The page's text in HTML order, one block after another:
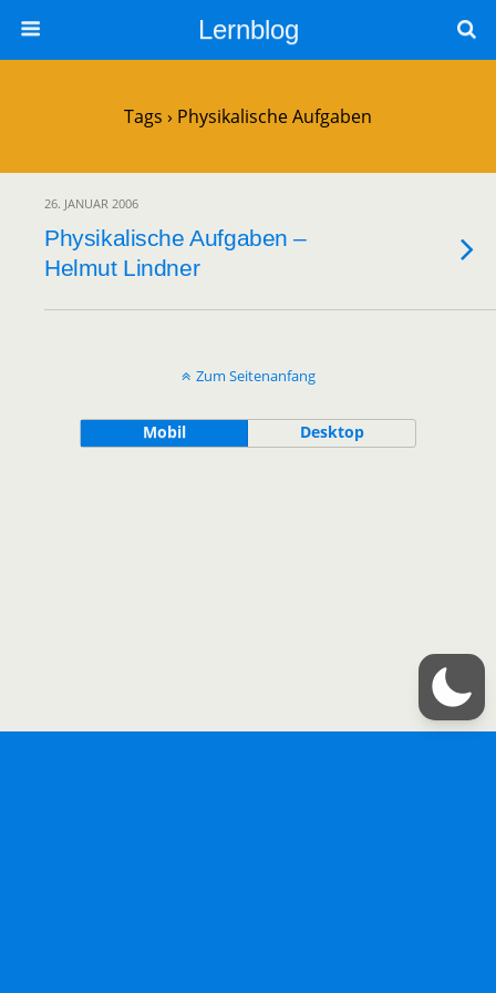
Lernblog
Tags › Physikalische Aufgaben
26. JANUAR 2006
Physikalische Aufgaben –
Helmut Lindner
Zum Seitenanfang
Mobil Desktop